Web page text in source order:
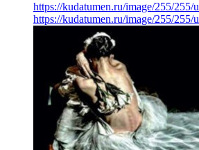
https://kudatumen.ru/image/255/255/
https://kudatumen.ru/image/255/255/